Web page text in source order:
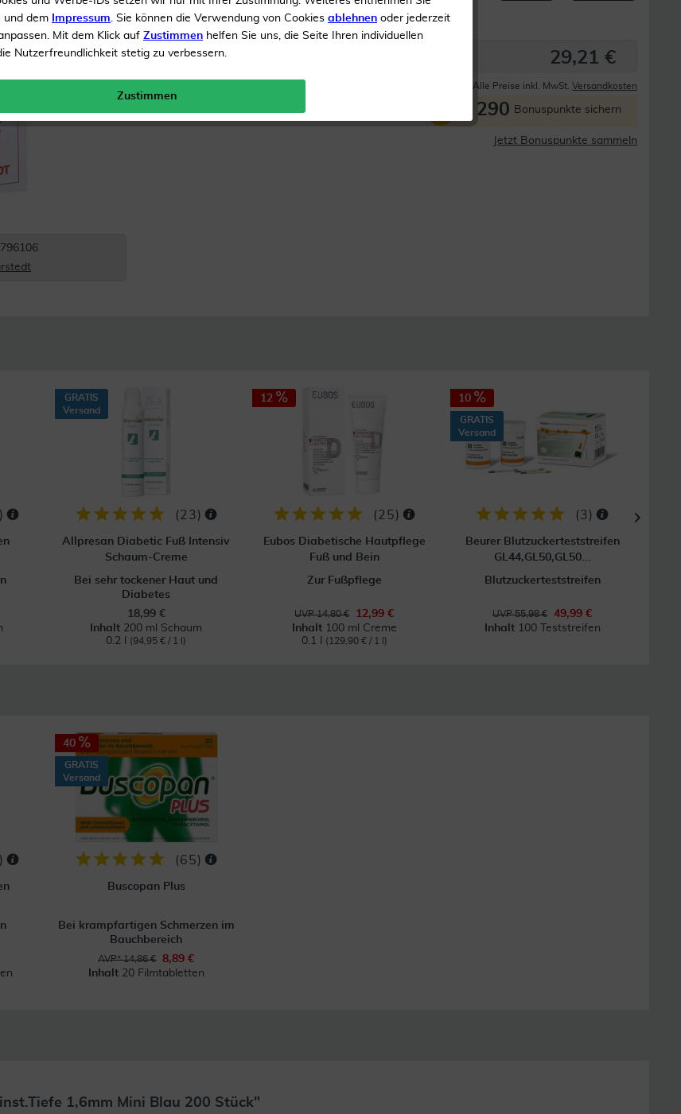
Bei Diabetes
Inhalt 200 Lanzetten 29,21 €
Alle Preise inkl. MwSt. Versandkosten
290 Bonuspunkte sichern
Jetzt Bonuspunkte sammeln
)
GRATIS
Versand
(23)
Allpresan Diabetic Fuß Intensiv
Schaum-Creme
Bei sehr tockener Haut und
Diabetes
18,99 €
Inhalt 200 ml Schaum
0.2 l
(94,95 € / 1 l)
12
(25)
Eubos Diabetische Hautpflege
Fuß und Bein
Zur Fußpflege
UVP 14,80 €
12,99 €
Inhalt 100 ml Creme
0.1 l
(129,90 € / 1 l)
10
GRATIS
Versand
(3)
Beurer Blutzuckerteststreifen
GL44,GL50,GL50...
Blutzuckerteststreifen
UVP 55,98 €
49,99 €
Inhalt 100 Teststreifen
)
40
GRATIS
Versand
(65)
Buscopan Plus
Bei krampfartigen Schmerzen im
Bauchbereich
AVP* 14,86 €
8,89 €
Inhalt 20 Filmtabletten
1,6mm Mini Blau 200 Stück"
Weiterlesen
und dem Impressum. Sie können die Verwendung von Cookies ablehnen oder jederzeit
Mit dem Klick auf Zustimmen helfen Sie uns, die Seite Ihren individuellen
Nutzerfreundlichkeit stetig zu verbessern.
Zustimmen